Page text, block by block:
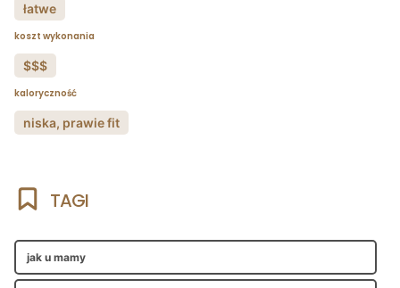
łatwe
koszt wykonania
$$$
kaloryczność
niska, prawie fit
TAGI
jak u mamy